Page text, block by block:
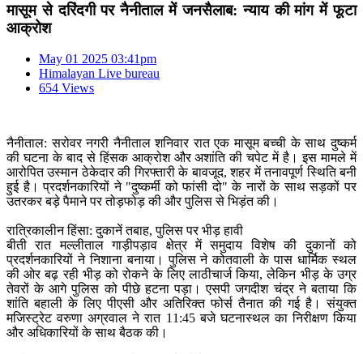
मासूम से दरिंदगी पर नैनीताल में जनसैलाब: न्याय की मांग में फूटा
आक्रोश
May 01 2025 03:41pm
Himalayan Live bureau
654 Views
नैनीताल: सरोवर नगरी नैनीताल शनिवार रात एक मासूम बच्ची के साथ दुष्कर्म
की घटना के बाद से हिंसक आक्रोश और अशांति की चपेट में है। इस मामले में
आरोपित उस्मान ठेकेदार की गिरफ्तारी के बावजूद, शहर में तनावपूर्ण स्थिति बनी
हुई है। प्रदर्शनकारियों ने "दुष्कर्मी को फांसी दो" के नारों के साथ सड़कों पर
उतरकर बड़े पैमाने पर तोड़फोड़ की और पुलिस से भिड़ंत की।
रात्रिकालीन हिंसा: दुकानें तबाह, पुलिस पर भीड़ हावी
बीती रात मल्लीताल गाड़ीपड़ाव क्षेत्र में समुदाय विशेष की दुकानों को
प्रदर्शनकारियों ने निशाना बनाया। पुलिस ने कोतवाली के पास धार्मिक स्थल
की ओर बढ़ रही भीड़ को रोकने के लिए लाठीचार्ज किया, लेकिन भीड़ के उग्र
तेवरों के आगे पुलिस को पीछे हटना पड़ा। एसपी जगदीश चंद्र ने बताया कि
शांति बहाली के लिए पीएसी और अतिरिक्त फोर्स तैनात की गई है। संयुक्त
मजिस्ट्रेट वरुणा अग्रवाल ने रात 11:45 बजे घटनास्थल का निरीक्षण किया
और अधिकारियों के साथ बैठक की।